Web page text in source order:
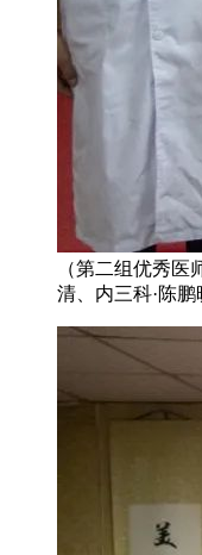
（第二组优秀医
清、内三科·陈鹏